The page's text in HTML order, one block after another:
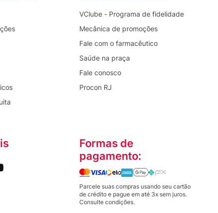
VClube - Programa de fidelidade
Mecânica de promoções
Fale com o farmacêutico
Saúde na praça
Fale conosco
Procon RJ
Formas de
pagamento:
Parcele suas compras usando seu cartão
de crédito e pague em até 3x sem juros.
Consulte condições.